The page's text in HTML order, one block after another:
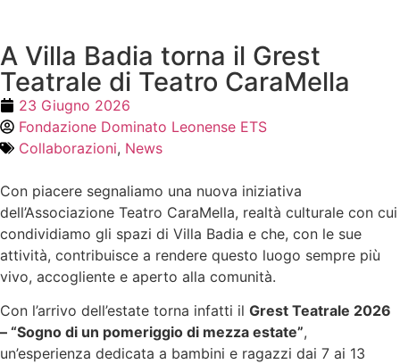
A Villa Badia torna il Grest
Teatrale di Teatro CaraMella
23 Giugno 2026
Fondazione Dominato Leonense ETS
Collaborazioni, News
Con piacere segnaliamo una nuova iniziativa
dell’Associazione Teatro CaraMella, realtà culturale con cui
condividiamo gli spazi di Villa Badia e che, con le sue
attività, contribuisce a rendere questo luogo sempre più
vivo, accogliente e aperto alla comunità.
Con l’arrivo dell’estate torna infatti il Grest Teatrale 2026
– “Sogno di un pomeriggio di mezza estate”,
un’esperienza dedicata a bambini e ragazzi dai 7 ai 13